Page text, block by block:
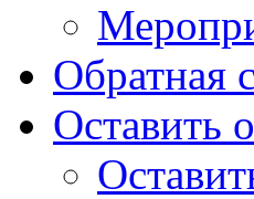
Обратная
Оставить